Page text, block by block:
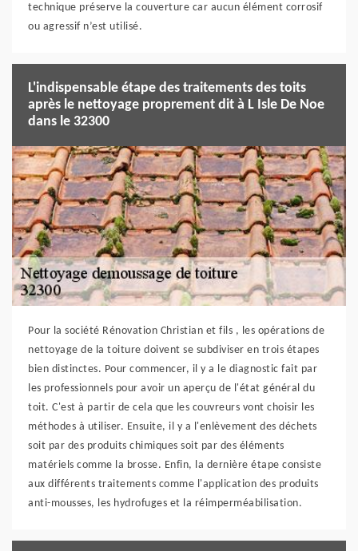
technique préserve la couverture car aucun élément corrosif
ou agressif n’est utilisé.
L'indispensable étape des traitements des toits
après le nettoyage proprement dit à L Isle De Noe
dans le 32300
Pour la société Rénovation Christian et fils , les opérations de
nettoyage de la toiture doivent se subdiviser en trois étapes
bien distinctes. Pour commencer, il y a le diagnostic fait par
les professionnels pour avoir un aperçu de l'état général du
toit. C'est à partir de cela que les couvreurs vont choisir les
méthodes à utiliser. Ensuite, il y a l'enlèvement des déchets
soit par des produits chimiques soit par des éléments
matériels comme la brosse. Enfin, la dernière étape consiste
aux différents traitements comme l'application des produits
anti-mousses, les hydrofuges et la réimperméabilisation.